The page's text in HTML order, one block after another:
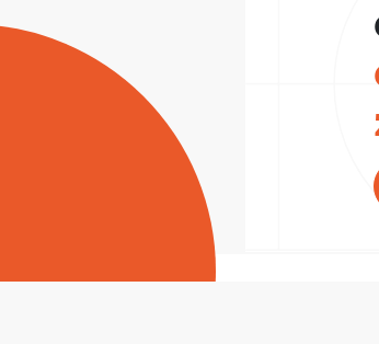
of the
entrance.
and the